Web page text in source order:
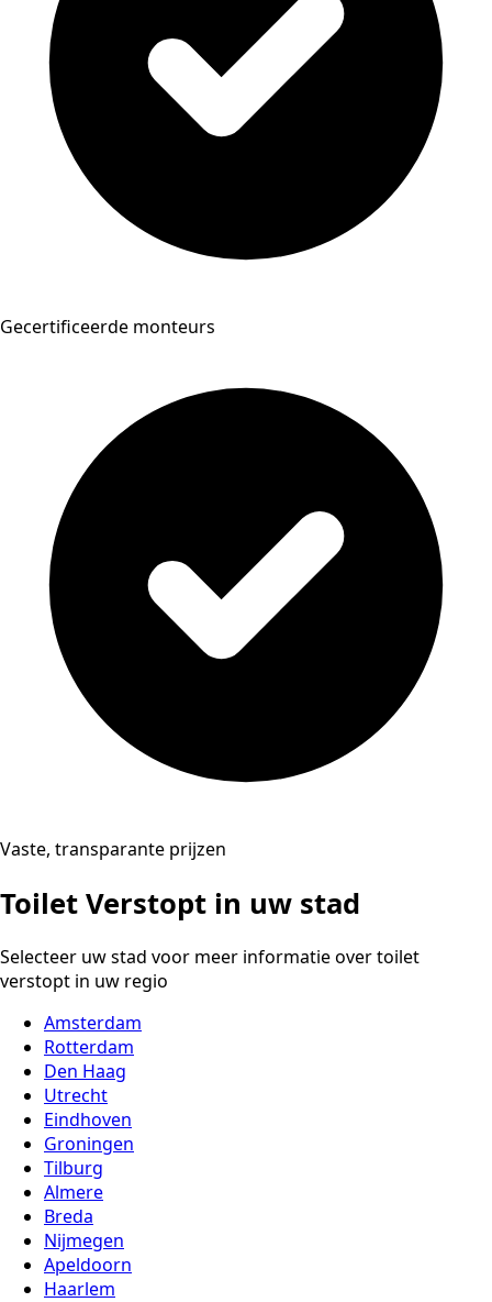
Gecertificeerde monteurs
Vaste, transparante prijzen
Toilet Verstopt in uw stad
Selecteer uw stad voor meer informatie over toilet
verstopt in uw regio
Amsterdam
Rotterdam
Den Haag
Utrecht
Eindhoven
Groningen
Tilburg
Almere
Breda
Nijmegen
Apeldoorn
Haarlem